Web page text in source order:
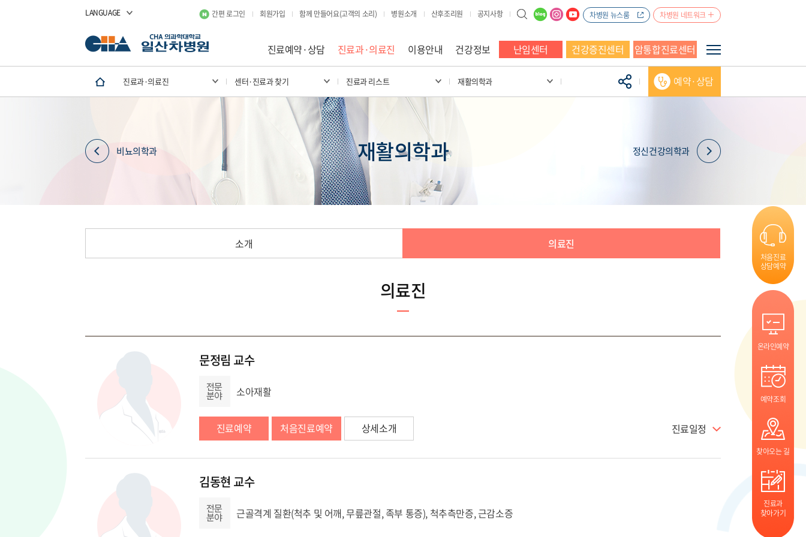
LANGUAGE 간편 로그인 회원가입 함께 만들어요(고객의 소리) 병원소개 산후조리원 공지사항 차병원 뉴스룸 차병원 네트워크
진료예약·상담 진료과·의료진 이용안내 건강정보 난임센터 건강증진센터 암통합진료센터
처음진료
상담예약
온라인예약
예약조회
찾아오는 길
진료과
찾아가기
진료과·의료진 센터·진료과 찾기 진료과 리스트 재활의학과 예약·상담
비뇨의학과 재활의학과 정신건강의학과
소개 의료진
의료진
문정림 교수
소아재활
진료예약 처음진료예약 상세소개 진료일정
김동현 교수
근골격계 질환(척추 및 어깨, 무릎관절, 족부 통증), 척추측만증, 근감소증